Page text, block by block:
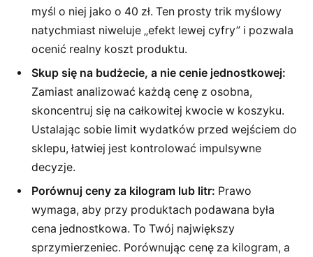
myśl o niej jako o 40 zł. Ten prosty trik myślowy
natychmiast niweluje „efekt lewej cyfry” i pozwala
ocenić realny koszt produktu.
Skup się na budżecie, a nie cenie jednostkowej:
Zamiast analizować każdą cenę z osobna,
skoncentruj się na całkowitej kwocie w koszyku.
Ustalając sobie limit wydatków przed wejściem do
sklepu, łatwiej jest kontrolować impulsywne
decyzje.
Porównuj ceny za kilogram lub litr: Prawo
wymaga, aby przy produktach podawana była
cena jednostkowa. To Twój największy
sprzymierzeniec. Porównując cenę za kilogram, a